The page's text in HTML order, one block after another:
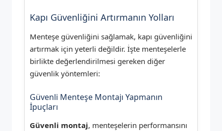
Kapı Güvenliğini Artırmanın Yolları
Menteşe güvenliğini sağlamak, kapı güvenliğini
artırmak için yeterli değildir. İşte menteşelerle
birlikte değerlendirilmesi gereken diğer
güvenlik yöntemleri:
Güvenli Menteşe Montajı Yapmanın
İpuçları
Güvenli montaj, menteşelerin performansını